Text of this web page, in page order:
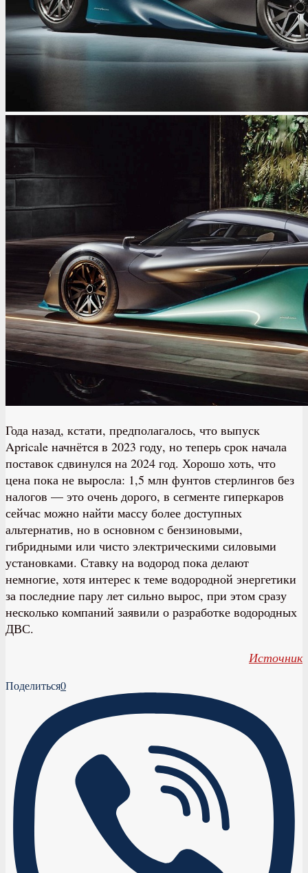
Года назад, кстати, предполагалось, что выпуск
Apricale начнётся в 2023 году, но теперь срок начала
поставок сдвинулся на 2024 год. Хорошо хоть, что
цена пока не выросла: 1,5 млн фунтов стерлингов без
налогов — это очень дорого, в сегменте гиперкаров
сейчас можно найти массу более доступных
альтернатив, но в основном с бензиновыми,
гибридными или чисто электрическими силовыми
установками. Ставку на водород пока делают
немногие, хотя интерес к теме водородной энергетики
за последние пару лет сильно вырос, при этом сразу
несколько компаний заявили о разработке водородных
ДВС.
Источник
Поделиться0